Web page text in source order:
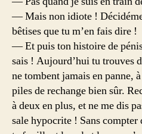
— Mais non idiote !
bêtises que tu m’en fais dire !
— Et puis ton histoire de
sais ! Aujourd’hui tu trouves
ne tombent jamais en panne,
piles de rechange bien sûr.
à deux en plus, et ne me dis
sale hypocrite ! Sans